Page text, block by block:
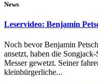
News
Leservideo: Benjamin
Noch bevor Benjamin
ansetzt, haben die
Messer gewetzt. Seiner
kleinbürgerliche...